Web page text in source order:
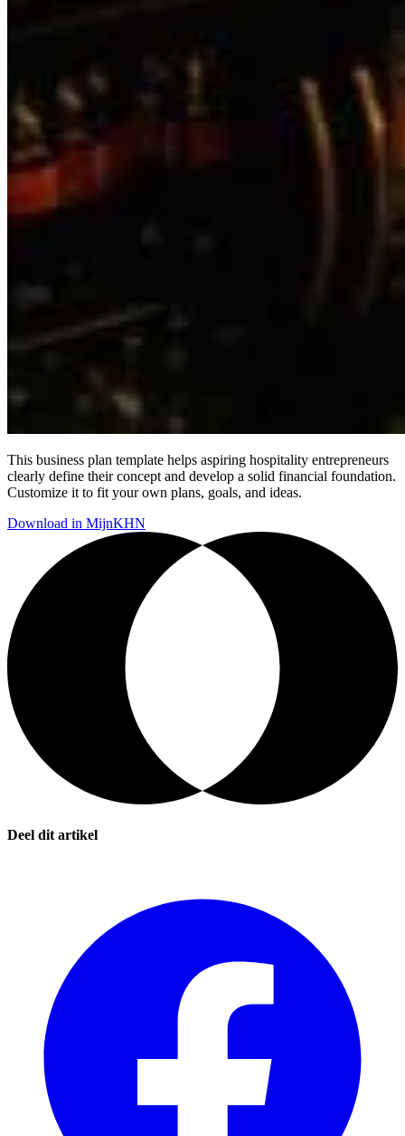
This business plan template helps aspiring hospitality entrepreneurs
clearly define their concept and develop a solid financial foundation.
Customize it to fit your own plans, goals, and ideas.
Download in MijnKHN
Deel dit artikel